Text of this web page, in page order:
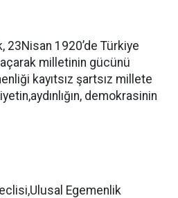
1920’de Türkiye
milletinin gücünü
kayıtsız şartsız millete
demokrasinin
Egemenlik